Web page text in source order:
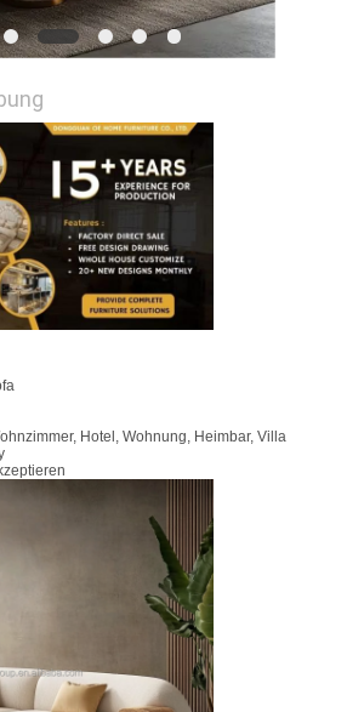
Hotel, Wohnung, Heimbar, Villa